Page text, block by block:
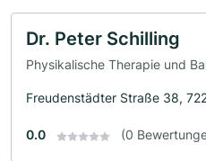
Dr. Peter Schilling
Physikalische Therapie und
Freudenstädter Straße 38,
0.0 (0